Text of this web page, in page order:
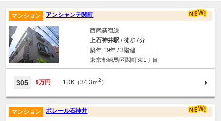
アンシャンテ関町
マンション
西武新宿線
上石神井駅/ 徒歩7分
築年 19年 / 3階建
東京都練馬区関町東1丁目
305 9万円 1DK（34.3ｍ2 ）
ポレール石神井
マンション